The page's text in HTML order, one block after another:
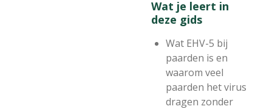
Wat je leert in
deze gids
Wat EHV-5 bij
paarden is en
waarom veel
paarden het virus
dragen zonder